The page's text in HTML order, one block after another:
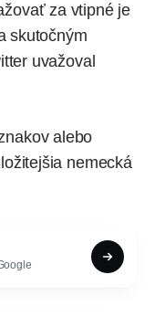
za vtipné je
skutočným
uvažoval
alebo
nemecká